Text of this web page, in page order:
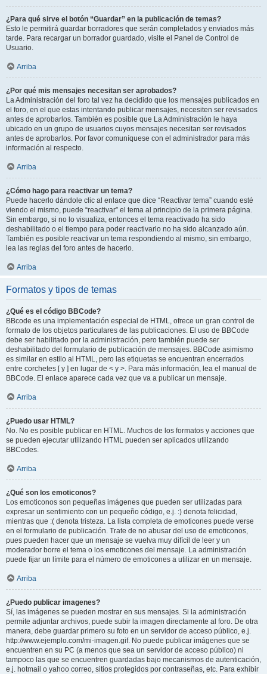
¿Para qué sirve el botón “Guardar” en la publicación de temas?
Esto le permitirá guardar borradores que serán completados y enviados más
tarde. Para recargar un borrador guardado, visite el Panel de Control de
Usuario.
Arriba
¿Por qué mis mensajes necesitan ser aprobados?
La Administración del foro tal vez ha decidido que los mensajes publicados en
el foro, en el que estas intentando publicar mensajes, necesiten ser revisados
antes de aprobarlos. También es posible que La Administración le haya
ubicado en un grupo de usuarios cuyos mensajes necesitan ser revisados
antes de aprobarlos. Por favor comuníquese con el administrador para más
información al respecto.
Arriba
¿Cómo hago para reactivar un tema?
Puede hacerlo dándole clic al enlace que dice “Reactivar tema” cuando esté
viendo el mismo, puede “reactivar” el tema al principio de la primera página.
Sin embargo, si no lo visualiza, entonces el tema reactivado ha sido
deshabilitado o el tiempo para poder reactivarlo no ha sido alcanzado aún.
También es posible reactivar un tema respondiendo al mismo, sin embargo,
lea las reglas del foro antes de hacerlo.
Arriba
Formatos y tipos de temas
¿Qué es el código BBCode?
BBcode es una implementación especial de HTML, ofrece un gran control de
formato de los objetos particulares de las publicaciones. El uso de BBCode
debe ser habilitado por la administración, pero también puede ser
deshabilitado del formulario de publicación de mensajes. BBCode asimismo
es similar en estilo al HTML, pero las etiquetas se encuentran encerrados
entre corchetes [ y ] en lugar de < y >. Para más información, lea el manual de
BBCode. El enlace aparece cada vez que va a publicar un mensaje.
Arriba
¿Puedo usar HTML?
No. No es posible publicar en HTML. Muchos de los formatos y acciones que
se pueden ejecutar utilizando HTML pueden ser aplicados utilizando
BBCodes.
Arriba
¿Qué son los emoticonos?
Los emoticonos son pequeñas imágenes que pueden ser utilizadas para
expresar un sentimiento con un pequeño código, e.j. :) denota felicidad,
mientras que :( denota tristeza. La lista completa de emoticones puede verse
en el formulario de publicación. Trate de no abusar del uso de emoticonos,
pues pueden hacer que un mensaje se vuelva muy difícil de leer y un
moderador borre el tema o los emoticones del mensaje. La administración
puede fijar un límite para el número de emoticones a utilizar en un mensaje.
Arriba
¿Puedo publicar imagenes?
Sí, las imágenes se pueden mostrar en sus mensajes. Si la administración
permite adjuntar archivos, puede subir la imagen directamente al foro. De otra
manera, debe guardar primero su foto en un servidor de acceso público, e.j.
http://www.ejemplo.com/mi-imagen.gif. No puede publicar imágenes que se
encuentren en su PC (a menos que sea un servidor de acceso público) ni
tampoco las que se encuentren guardadas bajo mecanismos de autenticación,
e.j. hotmail o yahoo correo, sitios protegidos por contraseñas, etc. Para exhibir